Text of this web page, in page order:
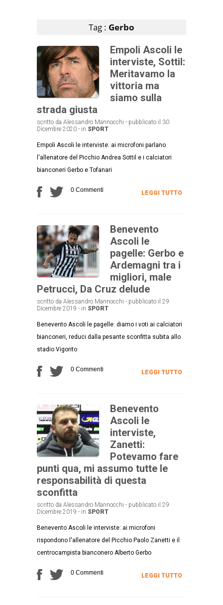
Tag : Gerbo
Empoli Ascoli le
interviste, Sottil:
Meritavamo la
vittoria ma
siamo sulla
strada giusta
scritto da Alessandro Mannocchi - pubblicato il 30
Dicembre 2020 - in SPORT
Empoli Ascoli le interviste: ai microfoni parlano
l'allenatore del Picchio Andrea Sottil e i calciatori
bianconeri Gerbo e Tofanari
0 Commenti LEGGI TUTTO
Benevento
Ascoli le
pagelle: Gerbo e
Ardemagni tra i
migliori, male
Petrucci, Da Cruz delude
scritto da Alessandro Mannocchi - pubblicato il 29
Dicembre 2019 - in SPORT
Benevento Ascoli le pagelle: diamo i voti ai calciatori
bianconeri, reduci dalla pesante sconfitta subita allo
stadio Vigorito
0 Commenti LEGGI TUTTO
Benevento
Ascoli le
interviste,
Zanetti:
Potevamo fare
punti qua, mi assumo tutte le
responsabilità di questa
sconfitta
scritto da Alessandro Mannocchi - pubblicato il 29
Dicembre 2019 - in SPORT
Benevento Ascoli le interviste: ai microfoni
rispondono l'allenatore del Picchio Paolo Zanetti e il
centrocampista bianconero Alberto Gerbo
0 Commenti LEGGI TUTTO